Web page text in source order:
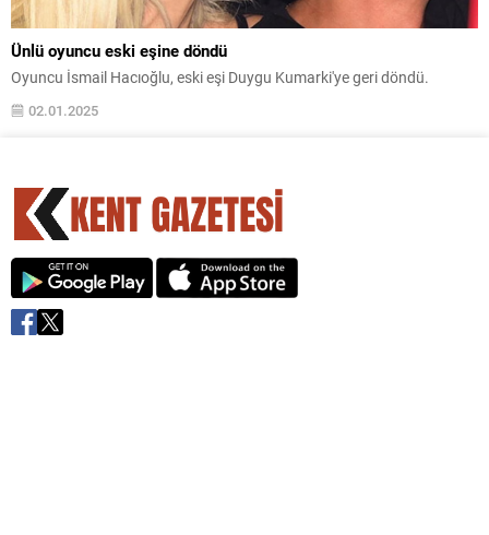
Ünlü oyuncu eski eşine döndü
Oyuncu İsmail Hacıoğlu, eski eşi Duygu Kumarki'ye geri döndü.
02.01.2025